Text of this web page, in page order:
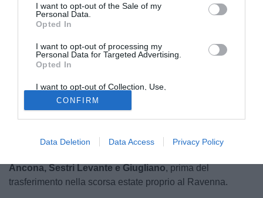
I want to opt-out of the Sale of my
Personal Data.
Opted In
I want to opt-out of processing my
Personal Data for Targeted Advertising.
Opted In
I want to opt-out of Collection, Use,
Retention, Sale, and/or Sharing of my
Personal Data that Is Unrelated with the
Purposes for which it was collected.
Opted Out
CONFIRM
Data Deletion Data Access Privacy Policy
© foto di Paolo Baratto/Grigionline.com
Renate
vista della prossima stagione.In arrivo
portiere
classe 1994Francesco Joyce Anacoura
sola stagione ed è pronto a vestire la maglia nerazzurra: si
tratta della suasettima stagione
vanta diverse esperienze in Italia con le maglie diCuneo,
Ancona, Sestri Levante e Giugliano, prima del
trasferimento nella scorsa estate proprio al Ravenna.